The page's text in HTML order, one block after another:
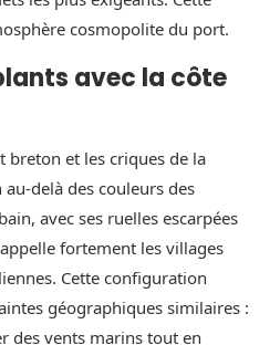
cosmopolite du port.
avec la côte
breton et les criques de la
au-delà des couleurs des
avec ses ruelles escarpées
fortement les villages
Cette configuration
géographiques similaires :
des vents marins tout en